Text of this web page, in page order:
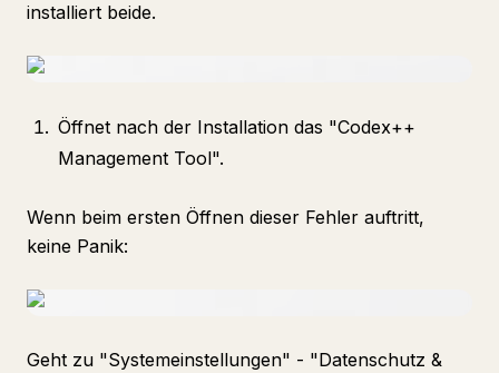
installiert beide.
Öffnet nach der Installation das "Codex++
Management Tool".
Wenn beim ersten Öffnen dieser Fehler auftritt,
keine Panik:
Geht zu "Systemeinstellungen" - "Datenschutz &